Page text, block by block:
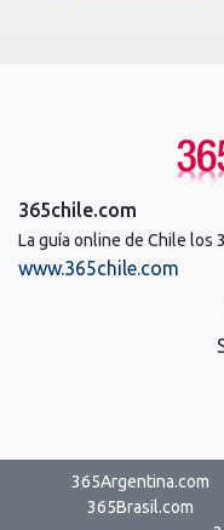
365chile.com
La guía online de Chile los
www.365chile.com
365Argentina.com
365Brasil.com